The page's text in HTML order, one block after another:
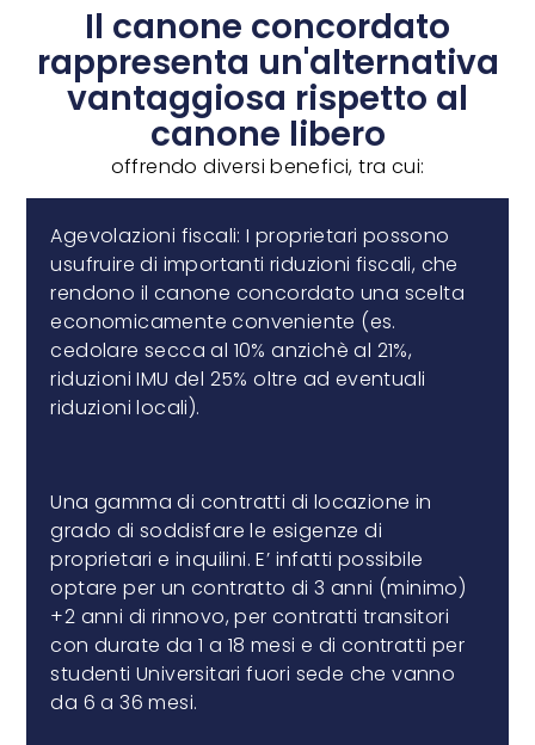
Il canone concordato
rappresenta un'alternativa
vantaggiosa rispetto al
canone libero
offrendo diversi benefici, tra cui:
Agevolazioni fiscali: I proprietari possono
usufruire di importanti riduzioni fiscali, che
rendono il canone concordato una scelta
economicamente conveniente (es.
cedolare secca al 10% anzichè al 21%,
riduzioni IMU del 25% oltre ad eventuali
riduzioni locali).
Una gamma di contratti di locazione in
grado di soddisfare le esigenze di
proprietari e inquilini. E’ infatti possibile
optare per un contratto di 3 anni (minimo)
+2 anni di rinnovo, per contratti transitori
con durate da 1 a 18 mesi e di contratti per
studenti Universitari fuori sede che vanno
da 6 a 36 mesi.